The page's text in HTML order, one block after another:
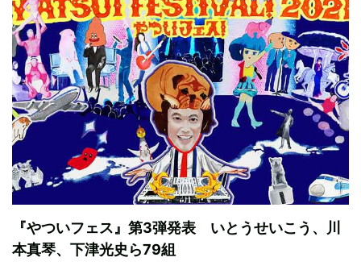
『やついフェス』第3弾発表 いとうせいこう、川
本真琴、下津光史ら79組